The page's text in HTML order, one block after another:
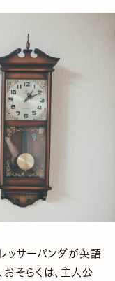
サーパンダが英語
おそらくは、主人公